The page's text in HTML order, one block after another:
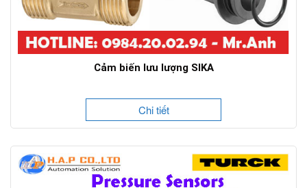
Cảm biến lưu lượng SIKA
Chi tiết